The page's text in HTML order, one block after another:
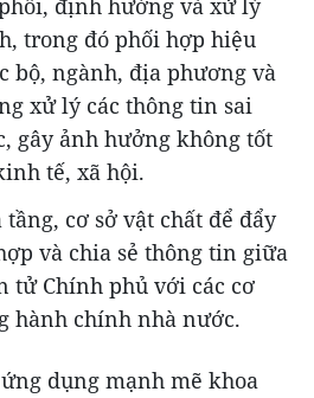
định hướng và xử lý
trong đó phối hợp hiệu
bộ, ngành, địa phương và
xử lý các thông tin sai
gây ảnh hưởng không tốt
tế, xã hội.
cơ sở vật chất để đẩy
và chia sẻ thông tin giữa
tử Chính phủ với các cơ
hành chính nhà nước.
dụng mạnh mẽ khoa